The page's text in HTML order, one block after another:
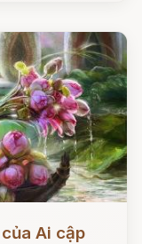
Ai cập